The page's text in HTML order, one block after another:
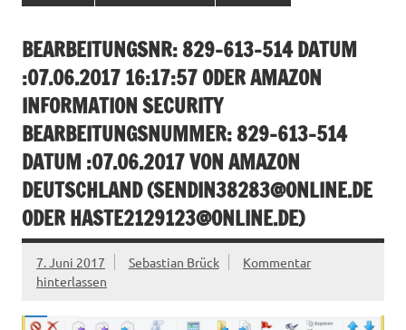
BEARBEITUNGSNR: 829-613-514 DATUM
:07.06.2017 16:17:57 ODER AMAZON
INFORMATION SECURITY
BEARBEITUNGSNUMMER: 829-613-514
DATUM :07.06.2017 VON AMAZON
DEUTSCHLAND (SENDIN38283@ONLINE.DE
ODERHASTE2129123@ONLINE.DE)
7. Juni 2017 Sebastian Brück
Kommentar
hinterlassen